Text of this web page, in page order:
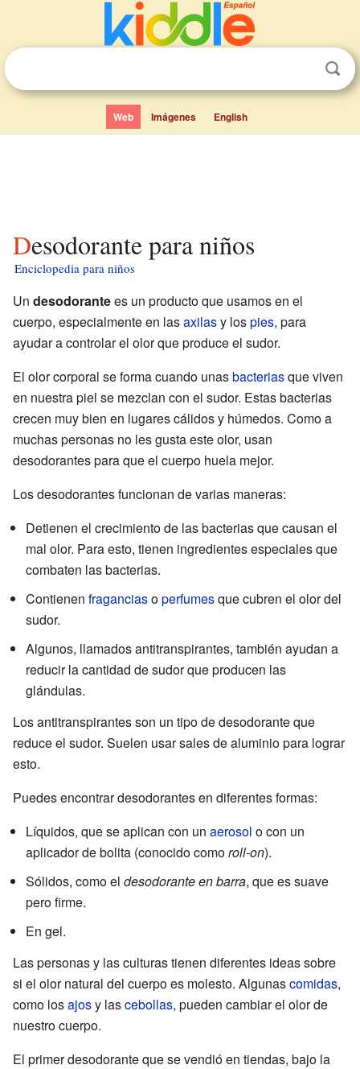
Web Imágenes English
Desodorante para niños
Enciclopedia para niños
Un desodorantees un producto que usamos en el
cuerpo, especialmente en lasaxilasy lospies, para
ayudar a controlar el olor que produce el sudor.
El olor corporal se forma cuando unasbacteriasque viven
en nuestra piel se mezclan con el sudor. Estas bacterias
crecen muy bien en lugares cálidos y húmedos. Como a
muchas personas no les gusta este olor, usan
desodorantes para que el cuerpo huela mejor.
Los desodorantes funcionan de varias maneras:
Detienen el crecimiento de las bacterias que causan el
mal olor. Para esto, tienen ingredientes especiales que
combaten las bacterias.
Contienen fraganciasoperfumesque cubren el olor del
sudor.
Algunos, llamados antitranspirantes, también ayudan a
reducir la cantidad de sudor que producen las
glándulas.
Los antitranspirantes son un tipo de desodorante que
reduce el sudor. Suelen usar sales de aluminio para lograr
esto.
Puedes encontrar desodorantes en diferentes formas:
Líquidos, que se aplican con un aerosol o con un
aplicador de bolita (conocido comoroll-on).
Sólidos, como el desodorante en barra, que es suave
pero firme.
En gel.
Las personas y las culturas tienen diferentes ideas sobre
si el olor natural del cuerpo es molesto. Algunascomidas,
como losajosy lascebollas, pueden cambiar el olor de
nuestro cuerpo.
El primer desodorante que se vendió en tiendas, bajo la